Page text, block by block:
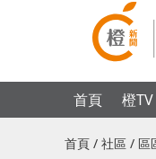
首頁 橙TV
首頁 / 社區 / 區